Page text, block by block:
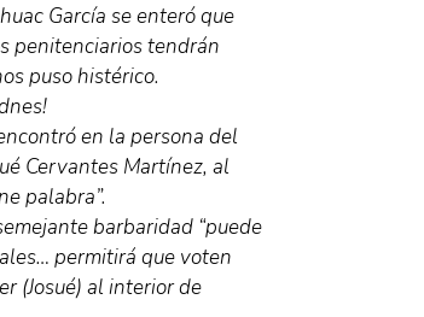
García se enteró que
penitenciarios tendrán
puso histérico.
en la persona del
Cervantes Martínez, al
palabra”.
barbaridad “puede
permitirá que voten
(Josué) al interior de